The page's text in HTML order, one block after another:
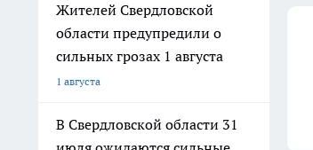
Жителей Свердловской
области предупредили о
сильных грозах 1 августа
1 августа
В Свердловской области 31